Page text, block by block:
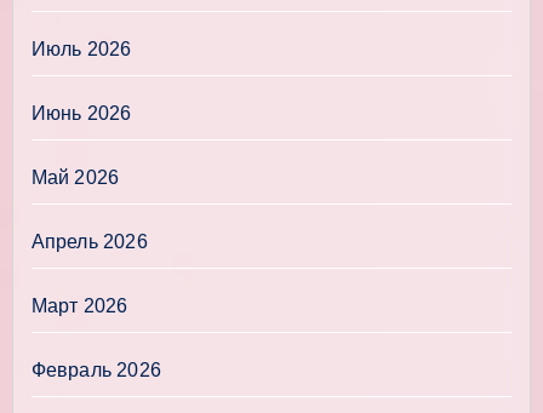
Июль 2026
Июнь 2026
Май 2026
Апрель 2026
Март 2026
Февраль 2026